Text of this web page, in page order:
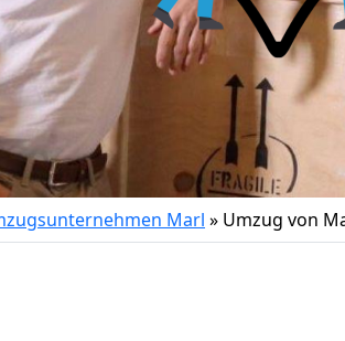
Marl » Umzug von